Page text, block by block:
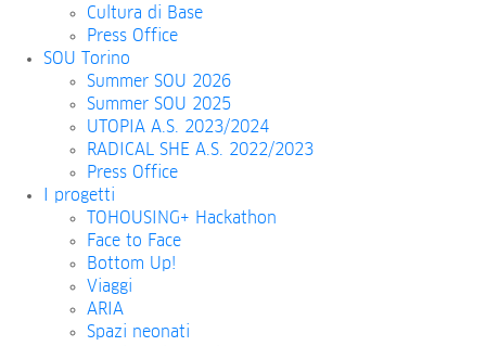
Cultura di Base
Press Office
SOU Torino
Summer SOU 2026
Summer SOU 2025
UTOPIA A.S. 2023/2024
RADICAL SHE A.S. 2022/2023
Press Office
I progetti
TOHOUSING+ Hackathon
Face to Face
Bottom Up!
Viaggi
ARIA
Spazi neonati